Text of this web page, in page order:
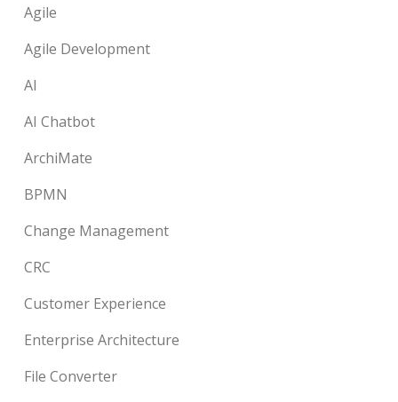
Agile
Agile Development
AI
AI Chatbot
ArchiMate
BPMN
Change Management
CRC
Customer Experience
Enterprise Architecture
File Converter